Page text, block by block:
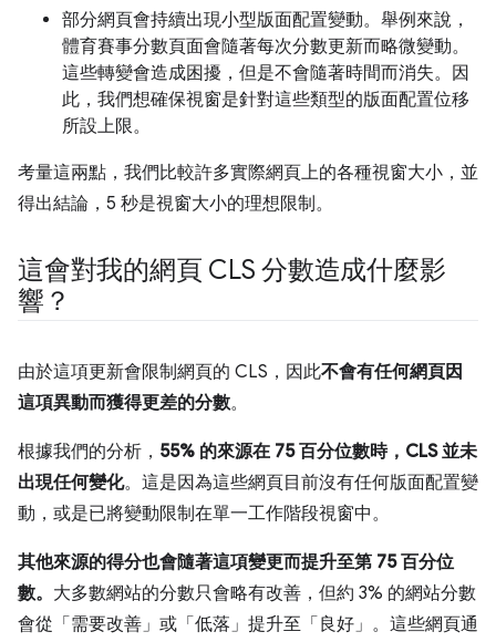
部分網頁會持續出現小型版面配置變動。舉例來說，
體育賽事分數頁面會隨著每次分數更新而略微變動。
這些轉變會造成困擾，但是不會隨著時間而消失。因
此，我們想確保視窗是針對這些類型的版面配置位移
所設上限。
考量這兩點，我們比較許多實際網頁上的各種視窗大小，並
得出結論，5 秒是視窗大小的理想限制。
這會對我的網頁 CLS 分數造成什麼影
響？
由於這項更新會限制網頁的 CLS，因此不會有任何網頁因
這項異動而獲得更差的分數。
根據我們的分析， 55% 的來源在 75 百分位數時，CLS 並未
出現任何變化。這是因為這些網頁目前沒有任何版面配置變
動，或是已將變動限制在單一工作階段視窗中。
其他來源的得分也會隨著這項變更而提升至第 75 百分位
數。 大多數網站的分數只會略有改善，但約 3% 的網站分數
會從「需要改善」或「低落」提升至「良好」。這些網頁通